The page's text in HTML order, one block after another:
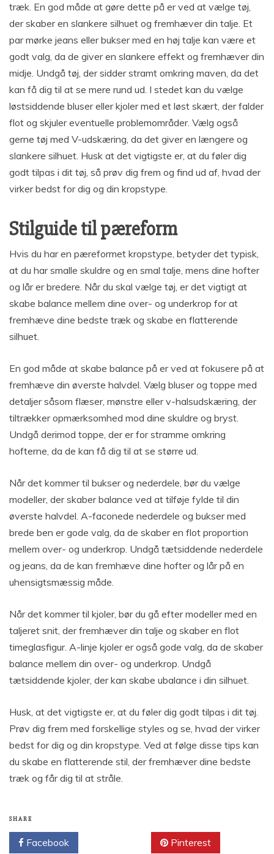
træk. En god måde at gøre dette på er ved at vælge tøj,
der skaber en slankere silhuet og fremhæver din talje. Et
par mørke jeans eller bukser med en høj talje kan være et
godt valg, da de giver en slankere effekt og fremhæver din
midje. Undgå tøj, der sidder stramt omkring maven, da det
kan få dig til at se mere rund ud. I stedet kan du vælge
løstsiddende bluser eller kjoler med et løst skært, der falder
flot og skjuler eventuelle problemområder. Vælg også
gerne tøj med V-udskæring, da det giver en længere og
slankere silhuet. Husk at det vigtigste er, at du føler dig
godt tilpas i dit tøj, så prøv dig frem og find ud af, hvad der
virker bedst for dig og din kropstype.
Stilguide til pæreform
Hvis du har en pæreformet kropstype, betyder det typisk,
at du har smalle skuldre og en smal talje, mens dine hofter
og lår er bredere. Når du skal vælge tøj, er det vigtigt at
skabe balance mellem dine over- og underkrop for at
fremhæve dine bedste træk og skabe en flatterende
silhuet.
En god måde at skabe balance på er ved at fokusere på at
fremhæve din øverste halvdel. Vælg bluser og toppe med
detaljer såsom flæser, mønstre eller v-halsudskæring, der
tiltrækker opmærksomhed mod dine skuldre og bryst.
Undgå derimod toppe, der er for stramme omkring
hofterne, da de kan få dig til at se større ud.
Når det kommer til bukser og nederdele, bør du vælge
modeller, der skaber balance ved at tilføje fylde til din
øverste halvdel. A-faconede nederdele og bukser med
brede ben er gode valg, da de skaber en flot proportion
mellem over- og underkrop. Undgå tætsiddende nederdele
og jeans, da de kan fremhæve dine hofter og lår på en
uhensigtsmæssig måde.
Når det kommer til kjoler, bør du gå efter modeller med en
taljeret snit, der fremhæver din talje og skaber en flot
timeglasfigur. A-linje kjoler er også gode valg, da de skaber
balance mellem din over- og underkrop. Undgå
tætsiddende kjoler, der kan skabe ubalance i din silhuet.
Husk, at det vigtigste er, at du føler dig godt tilpas i dit tøj.
Prøv dig frem med forskellige styles og se, hvad der virker
bedst for dig og din kropstype. Ved at følge disse tips kan
du skabe en flatterende stil, der fremhæver dine bedste
træk og får dig til at stråle.
SHARE
Facebook Pinterest